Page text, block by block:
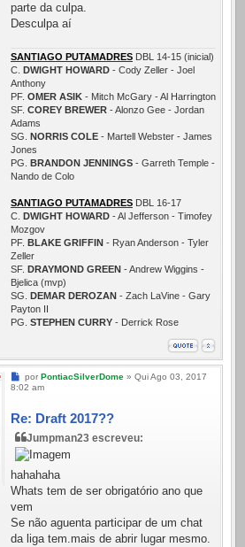
parte da culpa.
Desculpa aí
SANTIAGO PUTAMADRES DBL 14-15 (inicial)
C. DWIGHT HOWARD - Cody Zeller - Joel
Anthony
PF. OMER ASIK - Mitch McGary - Al Harrington
SF. COREY BREWER - Alonzo Gee - Jordan
Adams
SG. NORRIS COLE - Martell Webster - James
Jones
PG. BRANDON JENNINGS - Garreth Temple -
Nando de Colo
SANTIAGO PUTAMADRES DBL 16-17
C. DWIGHT HOWARD - Al Jefferson - Timofey
Mozgov
PF. BLAKE GRIFFIN - Ryan Anderson - Tyler
Zeller
SF. DRAYMOND GREEN - Andrew Wiggins -
Bjelica (mvp)
SG. DEMAR DEROZAN - Zach LaVine - Gary
Payton II
PG. STEPHEN CURRY - Derrick Rose
Mensagem
por PontiacSilverDome» Qui Ago 03, 2017
8:02 am
Re: Draft 2017??
Jumpman23 escreveu:
hahahaha
Whats tem de ser obrigatório ano que
vem
Se não aguenta participar de um chat
da liga tem.mais de abrir lugar mesmo.